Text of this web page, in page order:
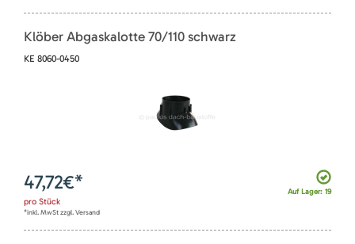
Klöber Abgaskalotte 70/110 schwarz
KE 8060-0450
Auf Lager: 19
47,72€*
pro Stück
*inkl. MwSt zzgl. Versand